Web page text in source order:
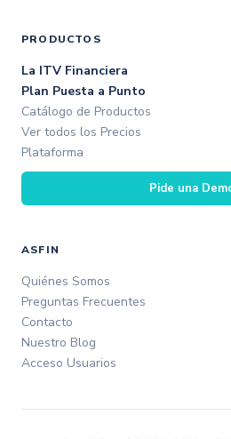
PRODUCTOS
La ITV Financiera
Plan Puesta a Punto
Catálogo de Productos
Ver todos los Precios
Plataforma
Pide una
ASFIN
Quiénes Somos
Preguntas Frecuentes
Contacto
Nuestro Blog
Acceso Usuarios